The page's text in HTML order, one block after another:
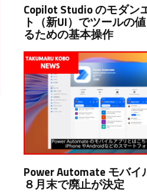
Copilot Studio のモダン
ト（新UI）でツールの
るための基本操作
Power Automate モバイ
８月末で廃止が決定